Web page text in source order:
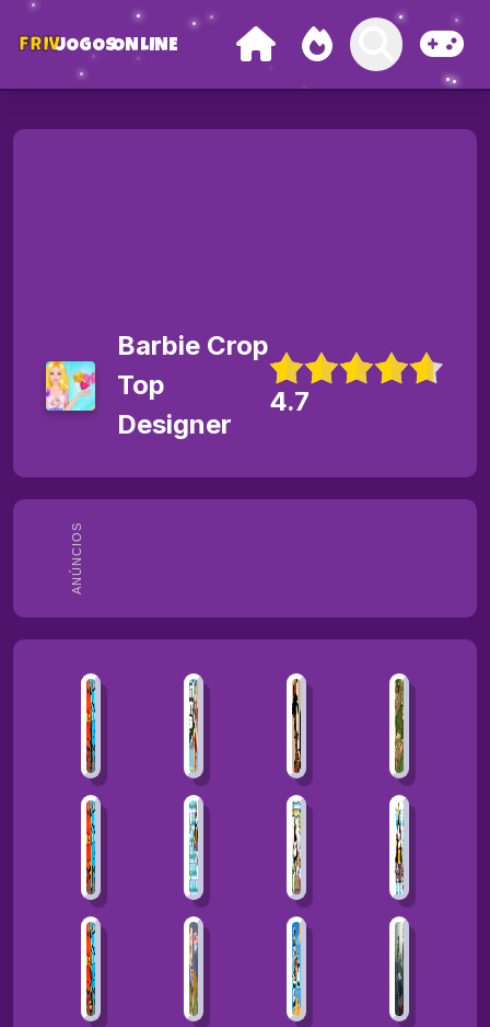
FRIVJOGOSONLINE
ANÚNCIOS
Barbie Crop
Top
Designer
4.7